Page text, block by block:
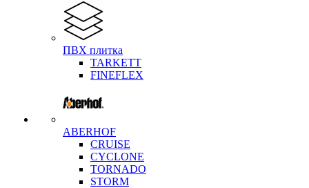
ПВХ плитка
TARKETT
FINEFLEX
ABERHOF
CRUISE
CYCLONE
TORNADO
STORM